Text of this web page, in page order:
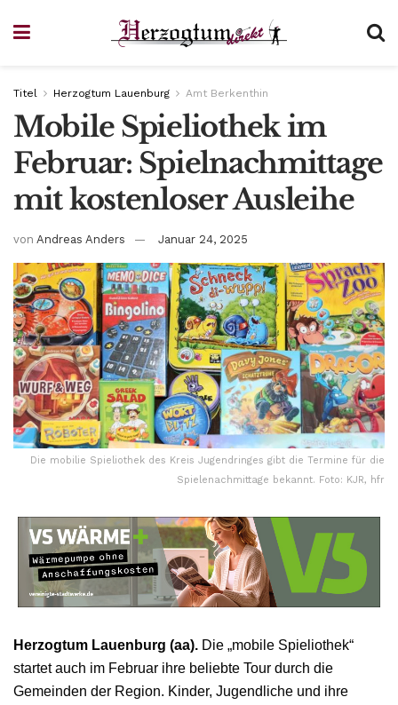
Titel Herzogtum Lauenburg Amt Berkenthin
Mobile Spieliothek im
Februar: Spielnachmittage
mit kostenloser Ausleihe
von Andreas Anders Januar 24, 2025
Die mobilie Spieliothek des Kreis Jugendringes gibt die Termine für die
Spielenachmittage bekannt. Foto: KJR, hfr
Herzogtum Lauenburg (aa). Die „mobile Spieliothek“
startet auch im Februar ihre beliebte Tour durch die
Gemeinden der Region. Kinder, Jugendliche und ihre